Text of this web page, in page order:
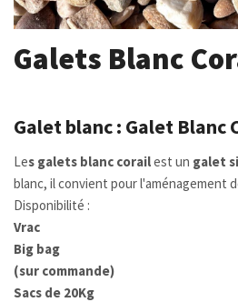
Galets Blanc
Galet blanc : Galet Blanc
Les galets blanc corailest un galet
blanc, il convient pour l'aménagement
Disponibilité :
Vrac
Big bag
(sur commande)
Sacs de 20Kg